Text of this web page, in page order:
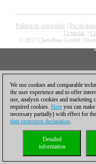
Política de privacidad Pie de
Licencias
© 2017 ChessBase GmbH |
We use cookies and comparable
the user experience and to offer
use, analysis cookies and marketing
required cookies. Here you can
necessary partially) with effect for
data protection declaration.
Detailed
information